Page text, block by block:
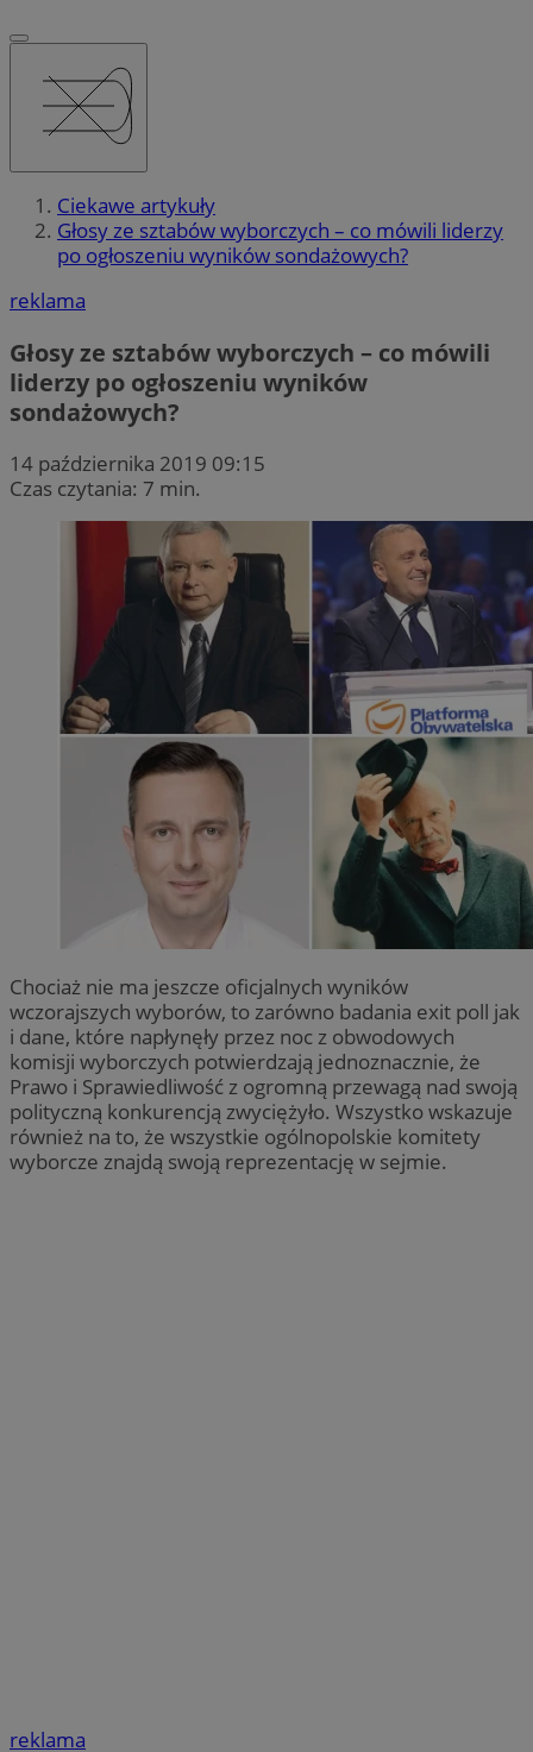
Ciekawe artykuły
Głosy ze sztabów wyborczych – co mówili liderzy
po ogłoszeniu wyników sondażowych?
reklama
Głosy ze sztabów wyborczych – co mówili
liderzy po ogłoszeniu wyników
sondażowych?
14 października 2019 09:15
Czas czytania: 7 min.
Chociaż nie ma jeszcze oficjalnych wyników
wczorajszych wyborów, to zarówno badania exit poll jak
i dane, które napłynęły przez noc z obwodowych
komisji wyborczych potwierdzają jednoznacznie, że
Prawo i Sprawiedliwość z ogromną przewagą nad swoją
polityczną konkurencją zwyciężyło. Wszystko wskazuje
również na to, że wszystkie ogólnopolskie komitety
wyborcze znajdą swoją reprezentację w sejmie.
reklama